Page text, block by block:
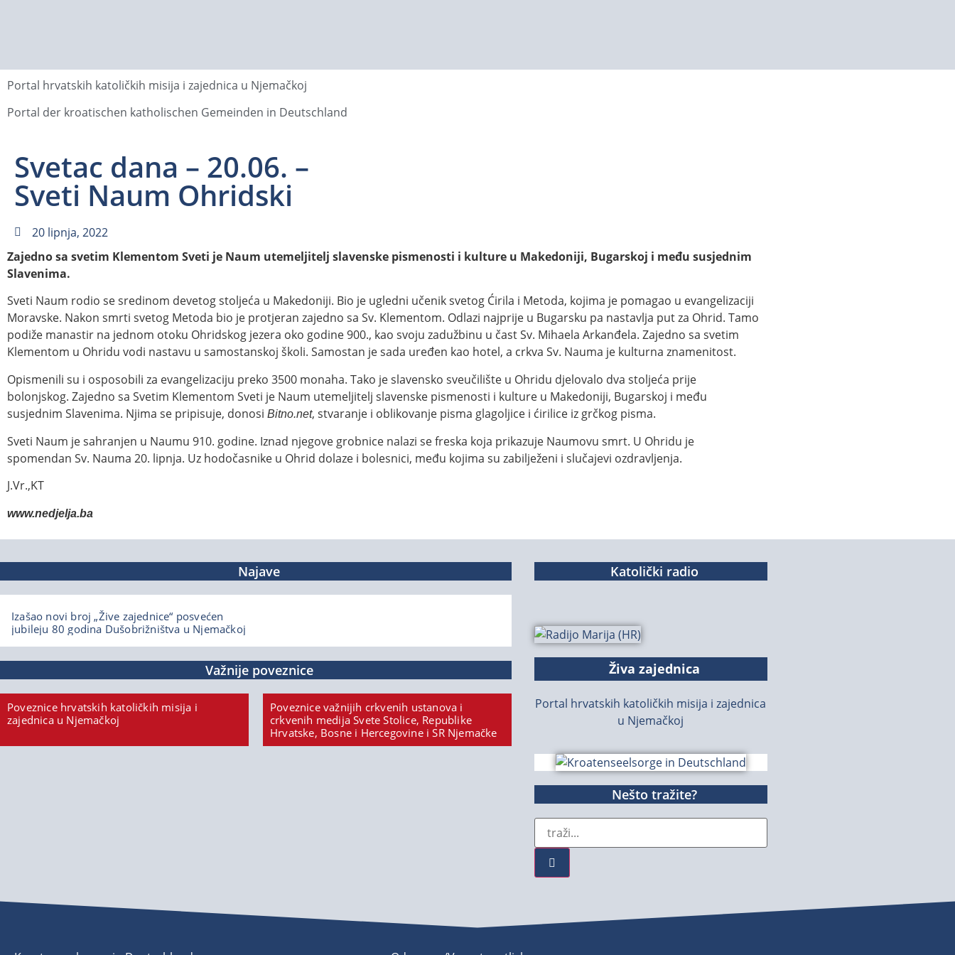
Portal hrvatskih katoličkih misija i zajednica u Njemačkoj
Portal der kroatischen katholischen Gemeinden in Deutschland
Svetac dana – 20.06. –
Sveti Naum Ohridski
20 lipnja, 2022
Zajedno sa svetim Klementom Sveti je Naum utemeljitelj slavenske pismenosti i kulture u Makedoniji, Bugarskoj i među susjednim
Slavenima.
Sveti Naum rodio se sredinom devetog stoljeća u Makedoniji. Bio je ugledni učenik svetog Ćirila i Metoda, kojima je pomagao u evangelizaciji
Moravske. Nakon smrti svetog Metoda bio je protjeran zajedno sa Sv. Klementom. Odlazi najprije u Bugarsku pa nastavlja put za Ohrid. Tamo
podiže manastir na jednom otoku Ohridskog jezera oko godine 900., kao svoju zadužbinu u čast Sv. Mihaela Arkanđela. Zajedno sa svetim
Klementom u Ohridu vodi nastavu u samostanskoj školi. Samostan je sada uređen kao hotel, a crkva Sv. Nauma je kulturna znamenitost.
Opismenili su i osposobili za evangelizaciju preko 3500 monaha. Tako je slavensko sveučilište u Ohridu djelovalo dva stoljeća prije
bolonjskog. Zajedno sa Svetim Klementom Sveti je Naum utemeljitelj slavenske pismenosti i kulture u Makedoniji, Bugarskoj i među
susjednim Slavenima. Njima se pripisuje, donosi Bitno.net, stvaranje i oblikovanje pisma glagoljice i ćirilice iz grčkog pisma.
Sveti Naum je sahranjen u Naumu 910. godine. Iznad njegove grobnice nalazi se freska koja prikazuje Naumovu smrt. U Ohridu je
spomendan Sv. Nauma 20. lipnja. Uz hodočasnike u Ohrid dolaze i bolesnici, među kojima su zabilježeni i slučajevi ozdravljenja.
J.Vr.,KT
www.nedjelja.ba
Najave
Izašao novi broj „Žive zajednice“ posvećen
jubileju 80 godina Dušobrižništva u Njemačkoj
Važnije poveznice
Poveznice hrvatskih katoličkih misija i
zajednica u Njemačkoj
Poveznice važnijih crkvenih ustanova i
crkvenih medija Svete Stolice, Republike
Hrvatske, Bosne i Hercegovine i SR Njemačke
Katolički radio
Živa zajednica
Portal hrvatskih katoličkih misija i zajednica
u Njemačkoj
Nešto tražite?